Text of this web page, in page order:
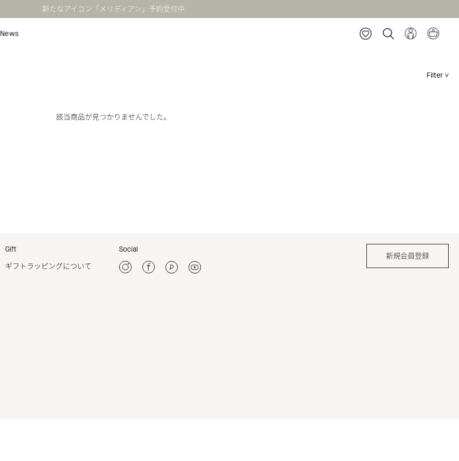
新たなアイコン「メリディアン」予約受付中
News
Filter
該当商品が見つかりませんでした。
Gift
ギフトラッピングについて
Social
新規会員登録